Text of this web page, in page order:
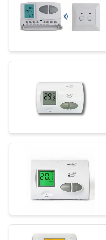
PERTUNJUKAN
TENTANG
KONTROL
KUALITAS
HUBUNGI
KAMI